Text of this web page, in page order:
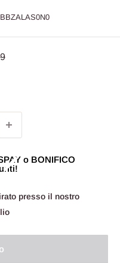
o BONIFICO
presso il nostro